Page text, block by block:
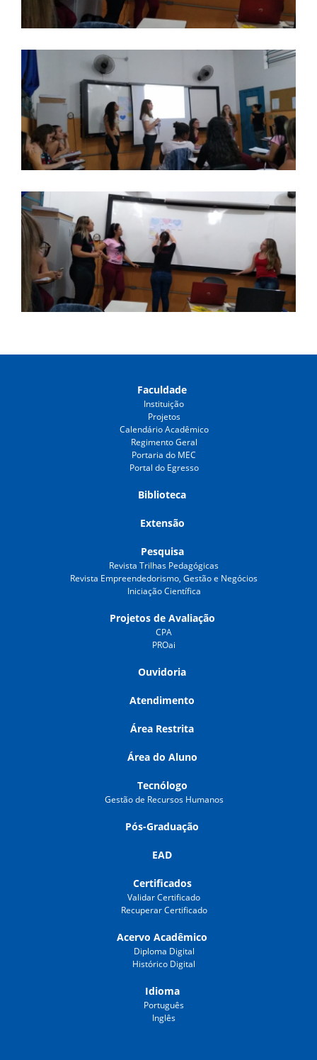
Faculdade
Instituição
Projetos
Calendário Acadêmico
Regimento Geral
Portaria do MEC
Portal do Egresso
Biblioteca
Extensão
Pesquisa
Revista Trilhas Pedagógicas
Revista Empreendedorismo, Gestão e Negócios
Iniciação Científica
Projetos de Avaliação
CPA
PROai
Ouvidoria
Atendimento
Área Restrita
Área do Aluno
Tecnólogo
Gestão de Recursos Humanos
Pós-Graduação
EAD
Certificados
Validar Certificado
Recuperar Certificado
Acervo Acadêmico
Diploma Digital
Histórico Digital
Idioma
Português
Inglês